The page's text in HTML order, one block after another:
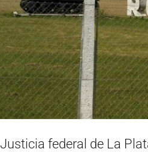
federal de La